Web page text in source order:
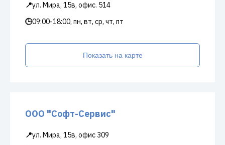
📍ул. Мира, 15в, офис. 514
🕒09:00-18:00, пн, вт, ср, чт, пт
Показать на карте
ООО "Софт-Сервис"
📍ул. Мира, 15в, офис 309